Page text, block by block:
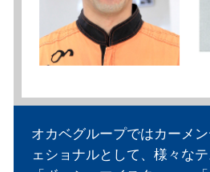
オカベグループではカーメ
ェショナルとして、様々な